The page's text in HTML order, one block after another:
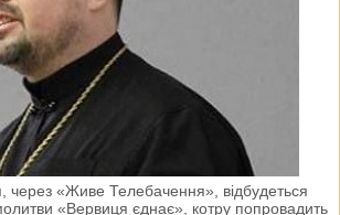
через «Живе Телебачення», відбудеться
«Вервиця єднає», котру попровадить